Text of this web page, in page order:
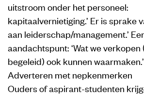
uitstroom onder het personeel:
kapitaalvernietiging.’ Er is sprake
aan leiderschap/management.’
aandachtspunt: ‘Wat we
begeleid) ook kunnen waarmaken.’
Adverteren met nepkenmerken
Ouders of aspirant-studenten